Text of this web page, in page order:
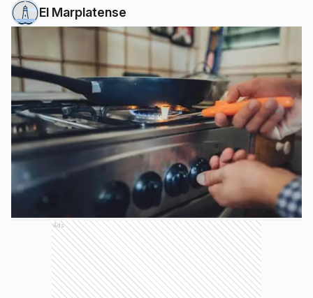
El Marplatense
Ads